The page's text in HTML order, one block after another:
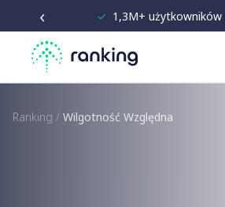
‹ ✓ Niezależne testy
Ranking / Wilgotność Względna